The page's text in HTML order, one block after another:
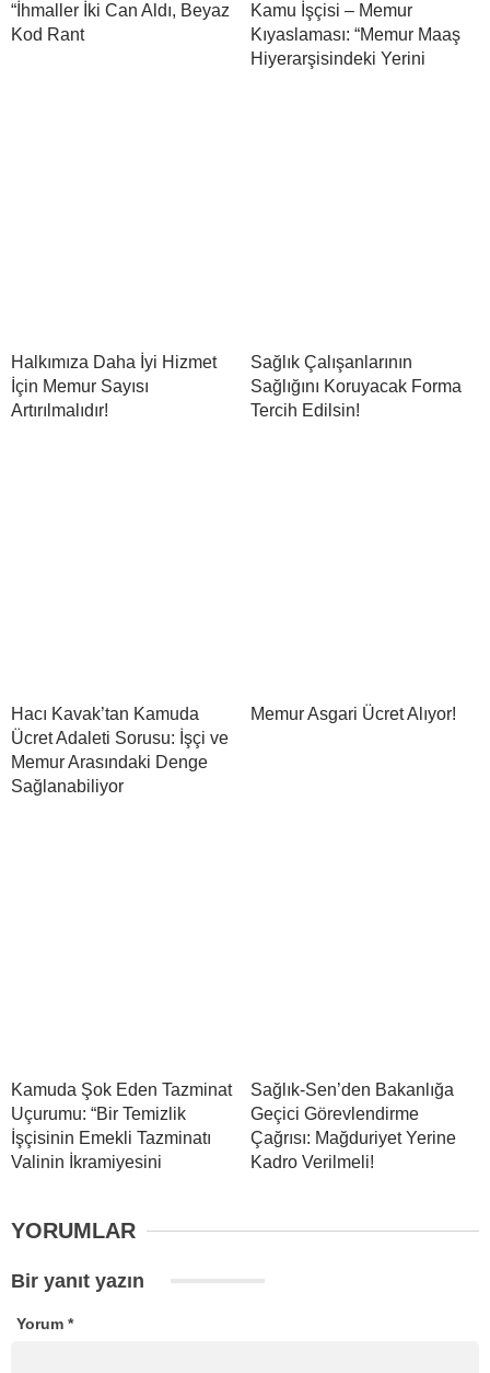
“İhmaller İki Can Aldı, Beyaz
Kod Rant
Kamu İşçisi – Memur
Kıyaslaması: “Memur Maaş
Hiyerarşisindeki Yerini
Halkımıza Daha İyi Hizmet
İçin Memur Sayısı
Artırılmalıdır!
Sağlık Çalışanlarının
Sağlığını Koruyacak Forma
Tercih Edilsin!
Hacı Kavak’tan Kamuda
Ücret Adaleti Sorusu: İşçi ve
Memur Arasındaki Denge
Sağlanabiliyor
Memur Asgari Ücret Alıyor!
Kamuda Şok Eden Tazminat
Uçurumu: “Bir Temizlik
İşçisinin Emekli Tazminatı
Valinin İkramiyesini
Sağlık-Sen’den Bakanlığa
Geçici Görevlendirme
Çağrısı: Mağduriyet Yerine
Kadro Verilmeli!
YORUMLAR
Bir yanıt yazın
Yorum *